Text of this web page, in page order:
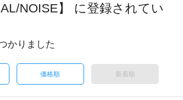
NOISE】 に登録されてい
かりました
価格順 新着順